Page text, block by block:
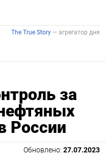
за
России
Обновлено: 27.07.2023